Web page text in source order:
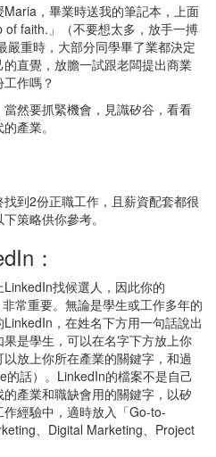
，畢業時送我的筆記本，上面
faith.」（不要想太多，放手一搏
嚴重時，大部分同學畢了業都決定
直覺，放膽一試跟老闆提出商業
作嗎？
然要抓緊機會，見識矽谷，看看
產業。
到2份正職工作，且薪資配套都很
策略供你參考。
：
找候選人，因此你的
常重要。無論是學生或工作多年的
，在姓名下方用一句話說出
是學生，可以在名字下方放上你
放上你所在產業的關鍵字，和過
話）。LinkedIn的檔案不是自己
產業和職缺會用的關鍵字，以矽
經驗中，適時放入「Go-to-
、Digital Marketing、Project